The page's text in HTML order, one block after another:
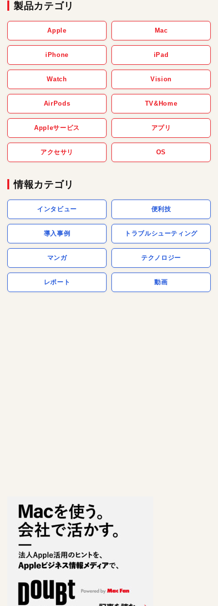
製品カテゴリ
Apple Mac
iPhone iPad
Watch Vision
AirPods TV&Home
Appleサービス アプリ
アクセサリ OS
情報カテゴリ
インタビュー 便利技
導入事例 トラブルシューティング
マンガ テクノロジー
レポート 動画